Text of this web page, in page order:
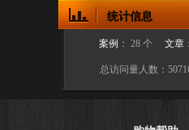
统计信息
案例 ： 28 个 文章
总访问量人数：